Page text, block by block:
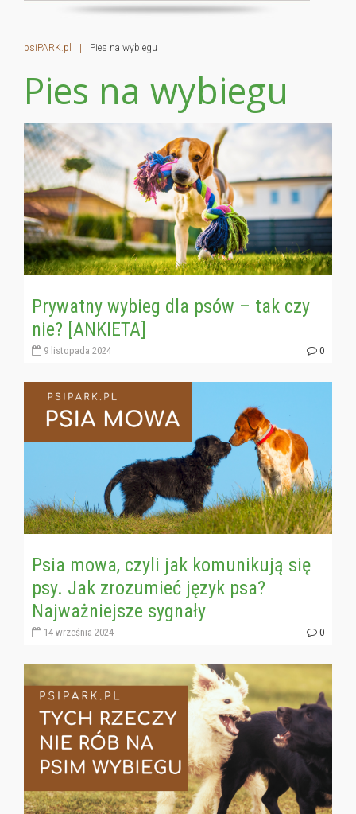
psiPARK.pl | Pies na wybiegu
Pies na wybiegu
Prywatny wybieg dla psów – tak czy
nie? [ANKIETA]
9 listopada 2024 0
Psia mowa, czyli jak komunikują się
psy. Jak zrozumieć język psa?
Najważniejsze sygnały
14 września 2024 0